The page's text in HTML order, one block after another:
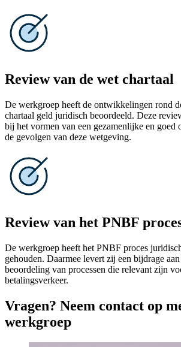
Review van de wet chartaal
De werkgroep heeft de ontwikkelingen rond
chartaal geld juridisch beoordeeld. Deze
bij het vormen van een gezamenlijke en
de gevolgen van deze wetgeving.
Review van het PNBF
De werkgroep heeft het PNBF proces
gehouden. Daarmee levert zij een bijdrage
beoordeling van processen die relevant zijn
betalingsverkeer.
Vragen? Neem contact op
werkgroep